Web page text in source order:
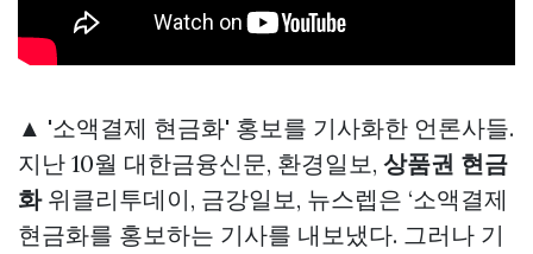
▲ '소액결제 현금화' 홍보를 기사화한 언론사들.
지난 10월 대한금융신문, 환경일보, 상품권 현금
화위클리투데이, 금강일보, 뉴스렙은 ‘소액결제
현금화를 홍보하는 기사를 내보냈다. 그러나 기